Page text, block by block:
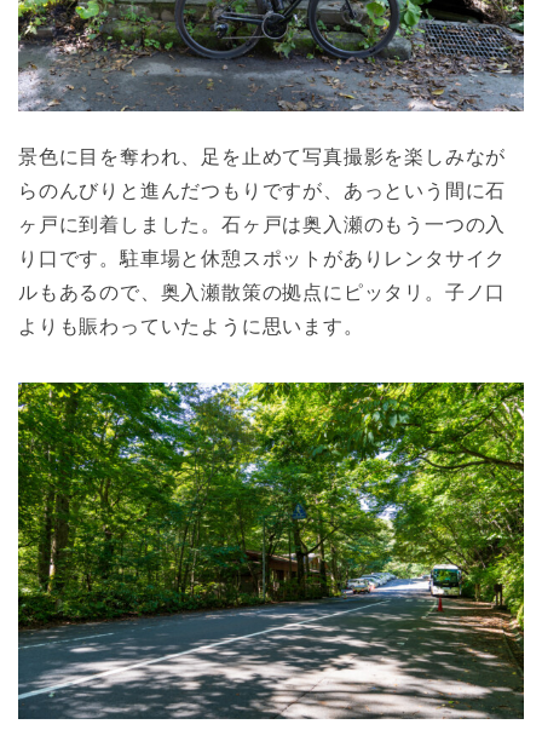
景色に目を奪われ、足を止めて写真撮影を楽しみなが
らのんびりと進んだつもりですが、あっという間に石
ヶ戸に到着しました。石ヶ戸は奥入瀬のもう一つの入
り口です。駐車場と休憩スポットがありレンタサイク
ルもあるので、奥入瀬散策の拠点にピッタリ。子ノ口
よりも賑わっていたように思います。